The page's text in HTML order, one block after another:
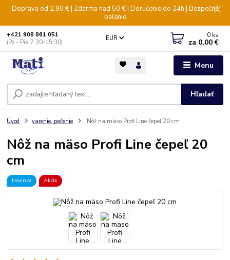
Doprava od 2,90 € | Zdarma nad 50 € | Doručenie do 24h | Bezpečné
balenie
Menu
EUR
Hľadať
+421 908 861 051
(Po - Pia 7:30-15:30)
0 ks
za 0,00 €
Úvod varenie, pečenie Nôž na mäso Profi Line čepeľ 20 cm
Nôž na mäso Profi Line čepeľ 20
cm
Novinka Akcia